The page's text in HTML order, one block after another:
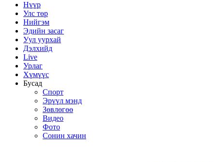
Нүүр
Улс төр
Нийгэм
Эдийн засаг
Уул уурхай
Дэлхийд
Live
Урлаг
Хүмүүс
Бусад
Спорт
Эрүүл мэнд
Зөвлөгөө
Видео
Фото
Сонин хачин